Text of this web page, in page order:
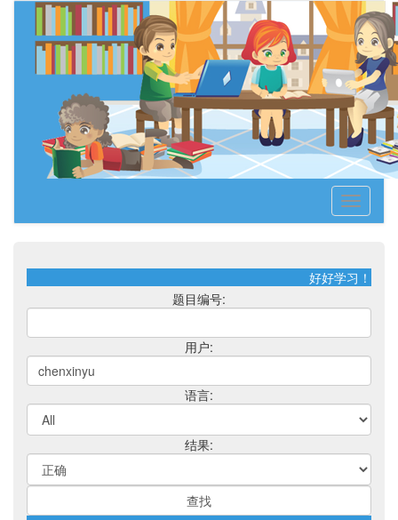
Toggle
好好学习！天天
题目编号:
用户:
语言:
结果: